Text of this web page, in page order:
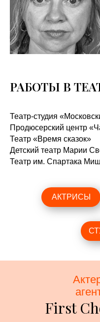
РАБОТЫ В
Театр-студия
Продюсерский центр
Театр «Время сказок»
Детский театр Марии
Театр им. Спартака
АКТРИСЫ
First